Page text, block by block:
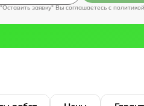
заявку" Вы соглашаетесь c